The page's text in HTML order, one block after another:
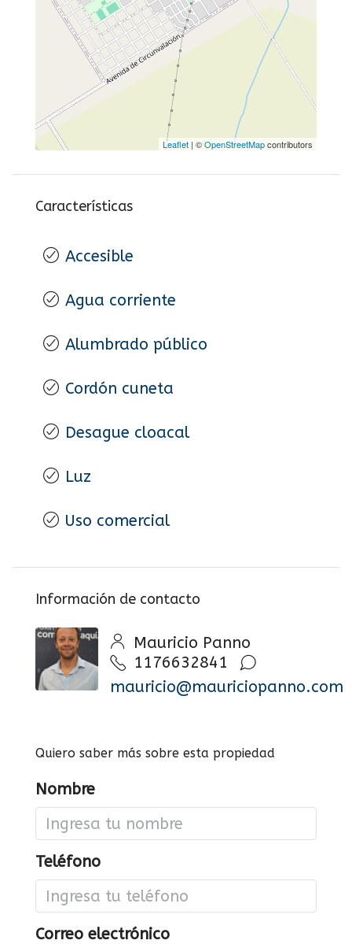
Leaflet | ©OpenStreetMapcontributors
Características
Accesible
Agua corriente
Alumbrado público
Cordón cuneta
Desague cloacal
Luz
Uso comercial
Información de contacto
Mauricio Panno
1176632841
mauricio@mauriciopanno.com
Quiero saber más sobre esta propiedad
Nombre
Teléfono
Correo electrónico